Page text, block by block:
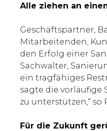
Alle ziehen an
Geschäftspartner,
Mitarbeitenden,
den Erfolg einer
Sachwalter,
ein tragfähiges
sagte die vorläufige
zu unterstützen,“ so
Für die Zukunft